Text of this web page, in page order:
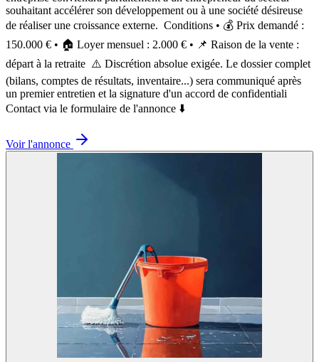
souhaitant accélérer son développement ou à une société désireuse
de réaliser une croissance externe. ‍ Conditions • 💰 Prix demandé :
150.000 € • 🏠 Loyer mensuel : 2.000 € • 📌 Raison de la vente :
départ à la retraite ‍ ⚠️ Discrétion absolue exigée. Le dossier complet
(bilans, comptes de résultats, inventaire...) sera communiqué après
un premier entretien et la signature d'un accord de confidentiali ‍
Contact via le formulaire de l'annonce ⬇️
Voir l'annonce